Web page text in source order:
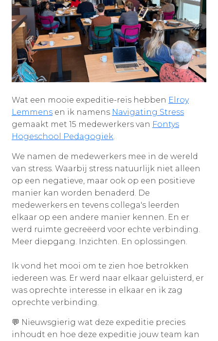
Wat een mooie expeditie-reis hebben Elroy
Lemmens en ik namens Navigating Stress
gemaakt met 15 medewerkers van Fontys
Hogeschool Pedagogiek
We namen de medewerkers mee in de wereld
van stress. Waarbij stress natuurlijk niet alleen
op een negatieve, maar ook op een positieve
manier kan worden benaderd. De
medewerkers en tevens collega's leerden
elkaar op een andere manier kennen. En er
werd ruimte gecreëerd voor echte verbinding.
Meer diepgang. Inzichten. En oplossingen.
Ik vond het mooi om te zien hoe betrokken
iedereen was. Er werd naar elkaar geluisterd, er
was oprechte interesse in elkaar en ik zag
oprechte verbinding.
💬 Nieuwsgierig wat deze expeditie precies
inhoudt en hoe deze expeditie jouw team kan